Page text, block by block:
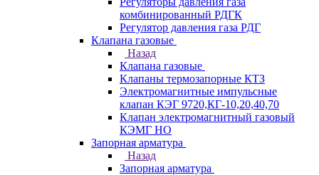
комбинированный РДГК
Регулятор давления газа РДГ
Клапана газовые
Назад
Клапана газовые
Клапаны термозапорные КТЗ
Электромагнитные импульсные
клапан КЭГ 9720,КГ-10,20,40,70
Клапан электромагнитный газовый
КЭМГ НО
Запорная арматура
Назад
Запорная арматура